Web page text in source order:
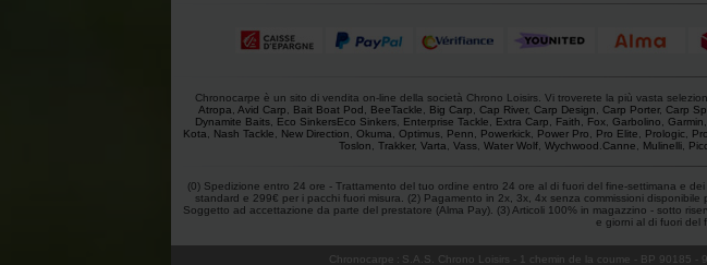
Chronocarpe è un sito di vendita on-line della società Chrono Loisirs. Vi troverete la più vasta
Atropa Avid Carp Bait Boat Pod BeeTackle Big Carp Cap River, Carp Design Carp Porter, Carp
Dynamite Baits, Eco SinkersEco Sinkers, Enterprise Tackle Extra Carp Faith Fox, Garbolino Garmin
Kota
Nash Tackle New Direction Okuma Optimus Penn Powerkick Power Pro Pro Elite Prologic
Toslon
Trakker, Varta Vass, Water Wolf, Wychwood Canne Mulinelli,
(0) Spedizione entro 24 ore - Trattamento del tuo ordine entro 24 ore al di fuori del fine-settimana e
standard e 299€ per i pacchi fuori misura. (2) Pagamento in 2x, 3x, 4x senza commissioni
Soggetto ad accettazione da parte del prestatore (Alma Pay). (3) Articoli 100% in magazzino - sotto
e giorni al di fuori del
Chronocarpe : S.A.S. Chrono Loisirs - 1 chemin de la coume - BP 90185 -